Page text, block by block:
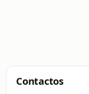
Contactos